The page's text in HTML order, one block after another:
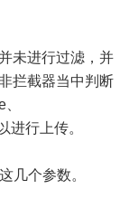
未进行过滤，并
拦截器当中判断
进行上传。
几个参数。